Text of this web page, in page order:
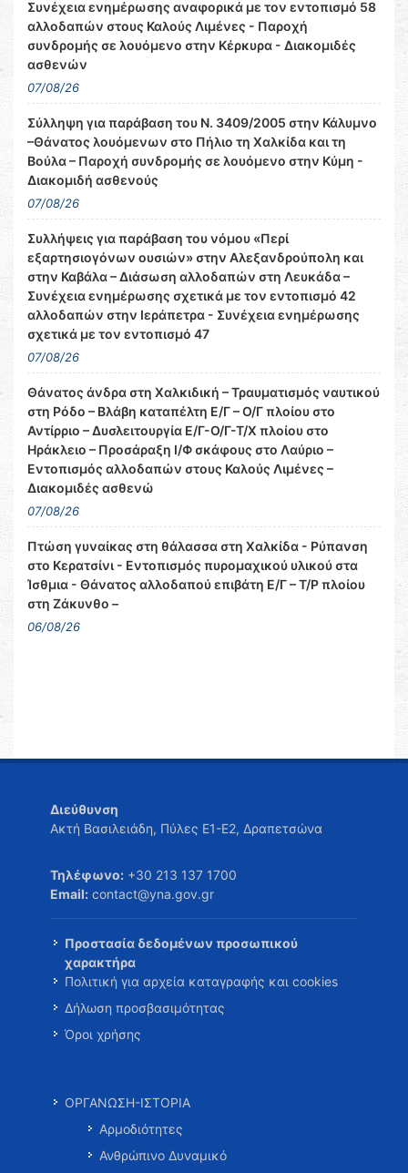
Συνέχεια ενημέρωσης αναφορικά με τον εντοπισμό 58
αλλοδαπών στους Καλούς Λιμένες - Παροχή
συνδρομής σε λουόμενο στην Κέρκυρα - Διακομιδές
ασθενών
07/08/26
Σύλληψη για παράβαση του Ν. 3409/2005 στην Κάλυμνο
–Θάνατος λουόμενων στο Πήλιο τη Χαλκίδα και τη
Βούλα – Παροχή συνδρομής σε λουόμενο στην Κύμη -
Διακομιδή ασθενούς
07/08/26
Συλλήψεις για παράβαση του νόμου «Περί
εξαρτησιογόνων ουσιών» στην Αλεξανδρούπολη και
στην Καβάλα – Διάσωση αλλοδαπών στη Λευκάδα –
Συνέχεια ενημέρωσης σχετικά με τον εντοπισμό 42
αλλοδαπών στην Ιεράπετρα - Συνέχεια ενημέρωσης
σχετικά με τον εντοπισμό 47
07/08/26
Θάνατος άνδρα στη Χαλκιδική – Τραυματισμός ναυτικού
στη Ρόδο – Βλάβη καταπέλτη Ε/Γ – Ο/Γ πλοίου στο
Αντίρριο – Δυσλειτουργία Ε/Γ-Ο/Γ-Τ/Χ πλοίου στο
Ηράκλειο – Προσάραξη Ι/Φ σκάφους στο Λαύριο –
Εντοπισμός αλλοδαπών στους Καλούς Λιμένες –
Διακομιδές ασθενώ
07/08/26
Πτώση γυναίκας στη θάλασσα στη Χαλκίδα - Ρύπανση
στο Κερατσίνι - Εντοπισμός πυρομαχικού υλικού στα
Ίσθμια - Θάνατος αλλοδαπού επιβάτη Ε/Γ – Τ/Ρ πλοίου
στη Ζάκυνθο –
06/08/26
Διεύθυνση
Ακτή Βασιλειάδη, Πύλες Ε1-Ε2, Δραπετσώνα
Τηλέφωνο: +30 213 137 1700
Email: contact@yna.gov.gr
Προστασία δεδομένων προσωπικού
χαρακτήρα
Πολιτική για αρχεία καταγραφής και cookies
Δήλωση προσβασιμότητας
Όροι χρήσης
ΟΡΓΑΝΩΣΗ-ΙΣΤΟΡΙΑ
Αρμοδιότητες
Ανθρώπινο Δυναμικό